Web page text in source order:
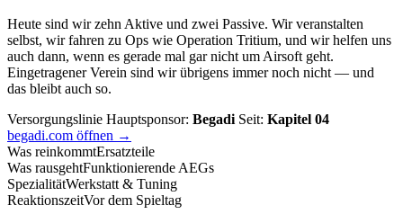
Heute sind wir zehn Aktive und zwei Passive. Wir veranstalten
selbst, wir fahren zu Ops wie Operation Tritium, und wir helfen uns
auch dann, wenn es gerade mal gar nicht um Airsoft geht.
Eingetragener Verein sind wir übrigens immer noch nicht — und
das bleibt auch so.
Versorgungslinie Hauptsponsor: Begadi Seit: Kapitel 04
begadi.com öffnen →
Was reinkommtErsatzteile
Was rausgehtFunktionierende AEGs
SpezialitätWerkstatt & Tuning
ReaktionszeitVor dem Spieltag